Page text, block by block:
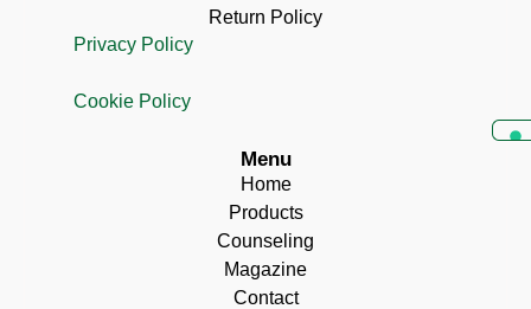
Return Policy
Privacy Policy
Cookie Policy
Menu
Home
Products
Counseling
Magazine
Contact